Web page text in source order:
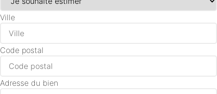
Ville
Code postal
Adresse du bien